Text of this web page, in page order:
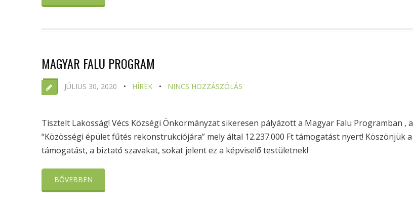
MAGYAR FALU PROGRAM
JÚLIUS 30, 2020 HÍREK NINCS HOZZÁSZÓLÁS
Tisztelt Lakosság! Vécs Községi Önkormányzat sikeresen pályázott a Magyar Falu Programban , a
“Közösségi épület fűtés rekonstrukciójára” mely által 12.237.000 Ft támogatást nyert! Köszönjük a
támogatást, a biztató́ szavakat, sokat jelent ez a képviselő̋ testületnek!
BŐVEBBEN